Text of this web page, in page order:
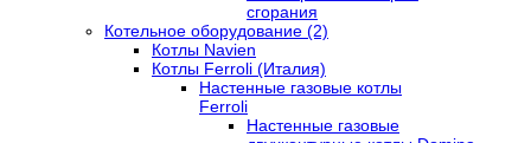
сгорания
Котельное оборудование (2)
Котлы Navien
Котлы Ferroli (Италия)
Настенные газовые котлы
Ferroli
Настенные газовые